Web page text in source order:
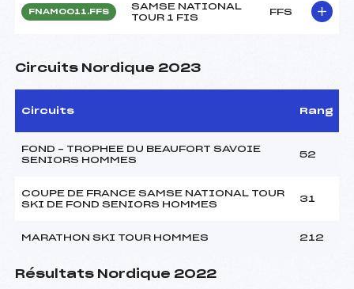
FNAM0011.FFS
SAMSE NATIONAL
TOUR 1 FIS
FFS
Circuits Nordique 2023
Circuits Rang
FOND – TROPHEE DU BEAUFORT SAVOIE
SENIORS HOMMES
52
COUPE DE FRANCE SAMSE NATIONAL TOUR
SKI DE FOND SENIORS HOMMES
31
MARATHON SKI TOUR HOMMES 212
Résultats Nordique 2022